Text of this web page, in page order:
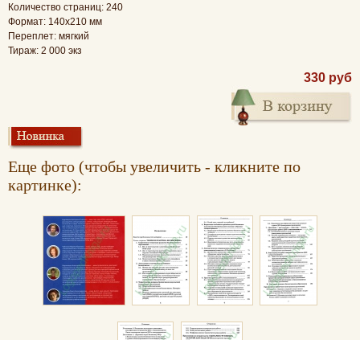
Количество страниц: 240
Формат: 140х210 мм
Переплет: мягкий
Тираж: 2 000 экз
330 руб
Еще фото (чтобы увеличить - кликните по
картинке):